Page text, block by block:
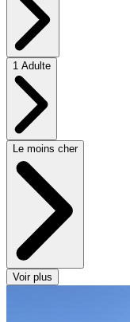
1 Adulte
Le moins cher
Voir plus